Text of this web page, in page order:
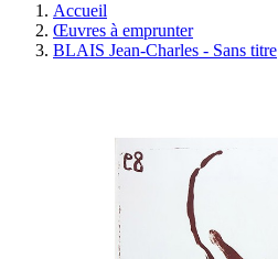
Accueil
Œuvres à emprunter
BLAIS Jean-Charles - Sans titre